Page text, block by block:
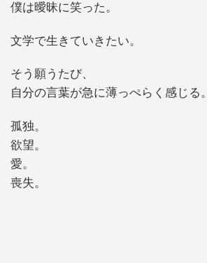
僕は曖昧に笑った。
文学で生きていきたい。
そう願うたび、
自分の言葉が急に薄っぺらく感じる。
孤独。
欲望。
愛。
喪失。